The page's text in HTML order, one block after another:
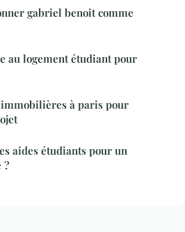
gabriel benoit comme
au logement étudiant pour
à paris pour
aides étudiants pour un
?